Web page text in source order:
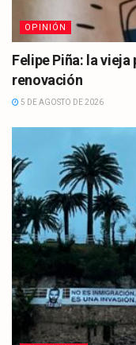
OPINIÓN
Felipe Piña: la
renovación
5 DE AGOSTO DE 2026